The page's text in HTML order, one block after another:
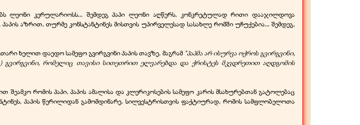
ლეონი კერულარიოსს... შემდეგ პაპი ლეონი აღწერს, კონკრეტულად რითი დააჯილდოვა
აზრით, თურმე კონსტანტინეს მისთვის უპირველესად სასახლე რომში უჩუქებია... შემდეგ,
ხელით დაედო სამეფო გვირგვინი პაპის თავზე, მაგრამ "პაპმა არ ისურვა ოქროს გვირგვინი,
რომელიც თავისი სითეთრით ელვარებდა და ქრისტეს მკვდრეთით აღდგომის
რომის პაპი, პაპის ამალისა და კლერიკოსების სამეფო კარის მსახურებთან გატოლებაც
პაპის წერილიდან გამომდინარე, სილვესტრისთვის ფაქტიურად, რომის სამფლობელოთა